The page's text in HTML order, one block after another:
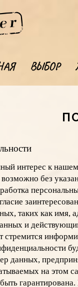
ВЫБОР
интерес к
без
таких как имя,
и
стремится
данных,
на этом